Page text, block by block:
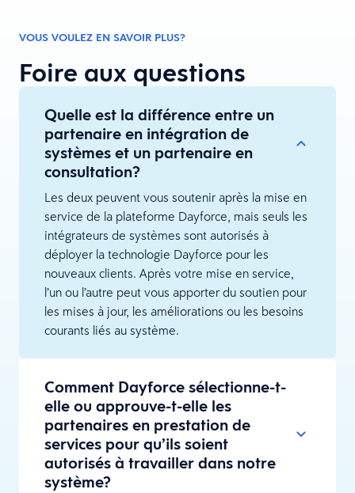
VOUS VOULEZ EN SAVOIR PLUS?
Foire aux questions
Quelle est la différence entre un
partenaire en intégration de
systèmes et un partenaire en
consultation?
Les deux peuvent vous soutenir après la mise en
service de la plateforme Dayforce, mais seuls les
intégrateurs de systèmes sont autorisés à
déployer la technologie Dayforce pour les
nouveaux clients. Après votre mise en service,
l’un ou l’autre peut vous apporter du soutien pour
les mises à jour, les améliorations ou les besoins
courants liés au système.
Comment Dayforce sélectionne-t-
elle ou approuve-t-elle les
partenaires en prestation de
services pour qu’ils soient
autorisés à travailler dans notre
système?